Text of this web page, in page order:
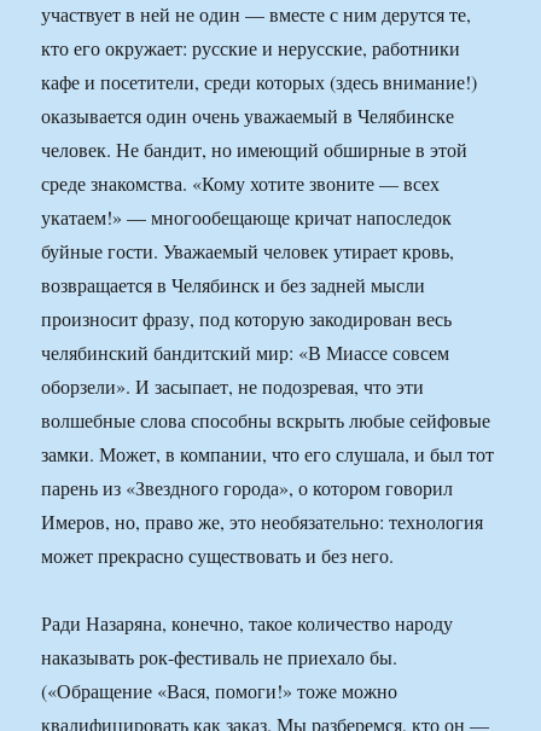
участвует в ней не один — вместе с ним дерутся те,
кто его окружает: русские и нерусские, работники
кафе и посетители, среди которых (здесь внимание!)
оказывается один очень уважаемый в Челябинске
человек. Не бандит, но имеющий обширные в этой
среде знакомства. «Кому хотите звоните — всех
укатаем!» — многообещающе кричат напоследок
буйные гости. Уважаемый человек утирает кровь,
возвращается в Челябинск и без задней мысли
произносит фразу, под которую закодирован весь
челябинский бандитский мир: «В Миассе совсем
оборзели». И засыпает, не подозревая, что эти
волшебные слова способны вскрыть любые сейфовые
замки. Может, в компании, что его слушала, и был тот
парень из «Звездного города», о котором говорил
Имеров, но, право же, это необязательно: технология
может прекрасно существовать и без него.
Ради Назаряна, конечно, такое количество народу
наказывать рок-фестиваль не приехало бы.
(«Обращение «Вася, помоги!» тоже можно
квалифицировать как заказ. Мы разберемся, кто он —